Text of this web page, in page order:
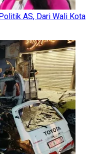
AS, Dari Wali Kota